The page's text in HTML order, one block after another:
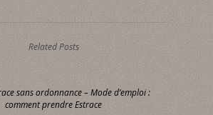
Related Posts
sans ordonnance – Mode d’emploi :
comment prendre Estrace